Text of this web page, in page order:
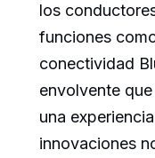
los
funciones
conectividad
envolvente
una
innovaciones